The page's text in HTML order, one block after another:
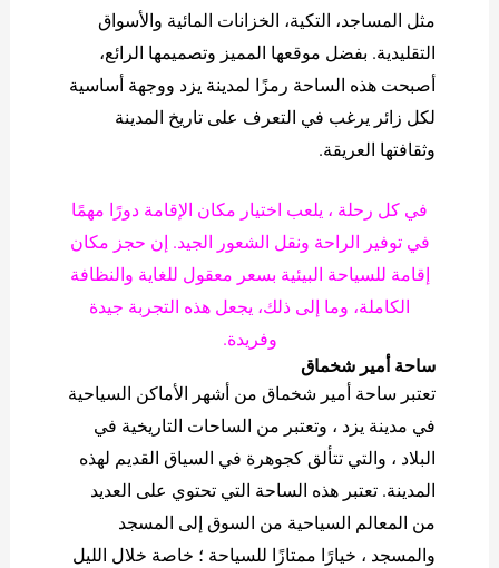
مثل المساجد، التكية، الخزانات المائية والأسواق
التقليدية. بفضل موقعها المميز وتصميمها الرائع،
أصبحت هذه الساحة رمزًا لمدينة يزد ووجهة أساسية
لكل زائر يرغب في التعرف على تاريخ المدينة
وثقافتها العريقة.
في كل رحلة ، يلعب اختيار مكان الإقامة دورًا مهمًا
في توفير الراحة ونقل الشعور الجيد. إن حجز مكان
إقامة للسياحة البيئية بسعر معقول للغاية والنظافة
الكاملة، وما إلى ذلك، يجعل هذه التجربة جيدة
وفريدة.
ساحة أمير شخماق
تعتبر ساحة أمير شخماق من أشهر الأماكن السياحية
في مدينة يزد ، وتعتبر من الساحات التاريخية في
البلاد ، والتي تتألق كجوهرة في السياق القديم لهذه
المدينة. تعتبر هذه الساحة التي تحتوي على العديد
من المعالم السياحية من السوق إلى المسجد
والمسجد ، خيارًا ممتازًا للسياحة ؛ خاصة خلال الليل